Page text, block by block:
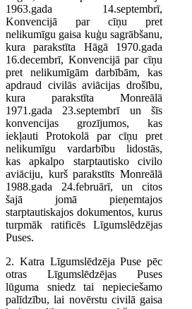
1963.gada 14.septembrī,
Konvencijā par cīņu pret
nelikumīgu gaisa kuģu sagrābšanu,
kura parakstīta Hāgā 1970.gada
16.decembrī, Konvencijā par cīņu
pret nelikumīgām darbībām, kas
apdraud civilās aviācijas drošību,
kura parakstīta Monreālā
1971.gada 23.septembrī un šīs
konvencijas grozījumos, kas
iekļauti Protokolā par cīņu pret
nelikumīgu vardarbību lidostās,
kas apkalpo starptautisko civilo
aviāciju, kurš parakstīts Monreālā
1988.gada 24.februārī, un citos
šajā jomā pieņemtajos
starptautiskajos dokumentos, kurus
turpmāk ratificēs Līgumslēdzējas
Puses.
2. Katra Līgumslēdzēja Puse pēc
otras Līgumslēdzējas Puses
lūguma sniedz tai nepieciešamo
palīdzību, lai novērstu civilā gaisa